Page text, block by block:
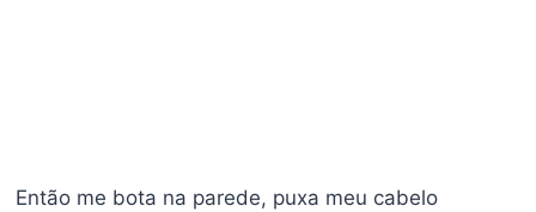
Então me bota na parede, puxa meu cabelo